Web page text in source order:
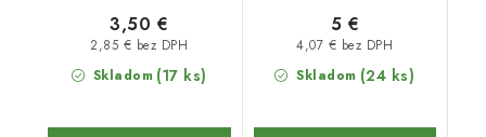
Skladom (17 ks)
2,85 € bez DPH
3,50 €
Skladom (24 ks)
4,07 € bez DPH
5 €